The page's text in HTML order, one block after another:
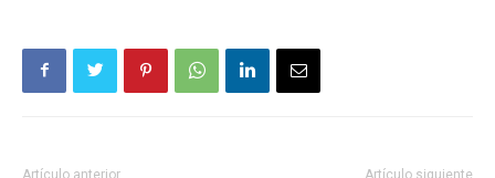
Artículo anterior Artículo siguiente